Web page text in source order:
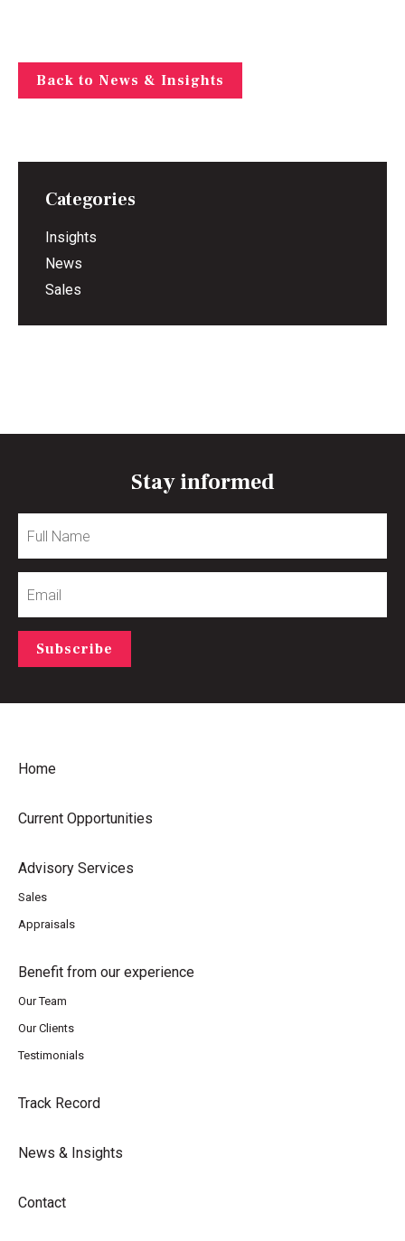
Back to News & Insights
Categories
Insights
News
Sales
Stay informed
Name
Subscribe
Home
Current Opportunities
Advisory Services
Sales
Appraisals
Benefit from our experience
Our Team
Our Clients
Testimonials
Track Record
News & Insights
Contact